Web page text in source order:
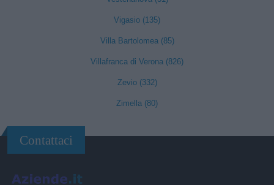
Vigasio (135)
Villa Bartolomea (85)
Villafranca di Verona (826)
Zevio (332)
Zimella (80)
Contattaci